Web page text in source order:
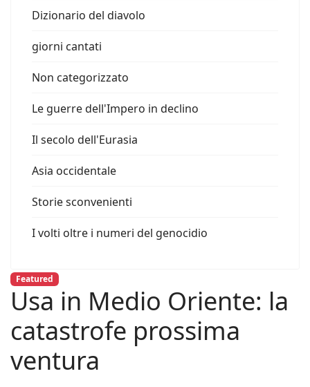
Dizionario del diavolo
giorni cantati
Non categorizzato
Le guerre dell'Impero in declino
Il secolo dell'Eurasia
Asia occidentale
Storie sconvenienti
I volti oltre i numeri del genocidio
Featured
Usa in Medio Oriente: la
catastrofe prossima
ventura